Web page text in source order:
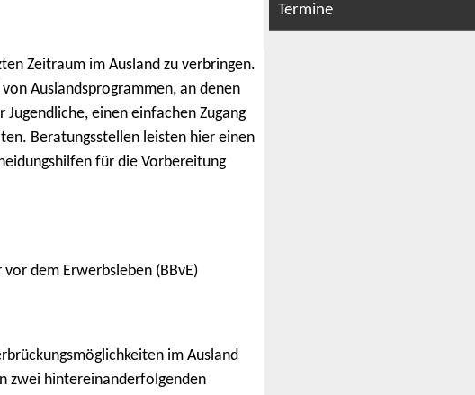
Zeitraum im Ausland zu verbringen.
Auslandsprogrammen, an denen
einen einfachen Zugang
Beratungsstellen leisten hier einen
für die Vorbereitung
dem Erwerbsleben (BBvE)
im Ausland
zwei hintereinanderfolgenden
Termine